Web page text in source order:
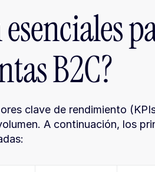
B2C?
clave de rendimiento
A continuación, los